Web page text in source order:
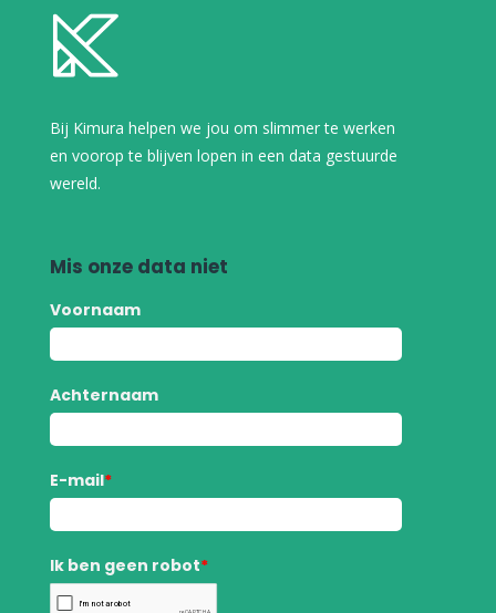
Bij Kimura helpen we jou om slimmer te werken
en voorop te blijven lopen in een data gestuurde
wereld.
Mis onze data niet
Voornaam
Achternaam
E-mail*
Ik ben geen robot*